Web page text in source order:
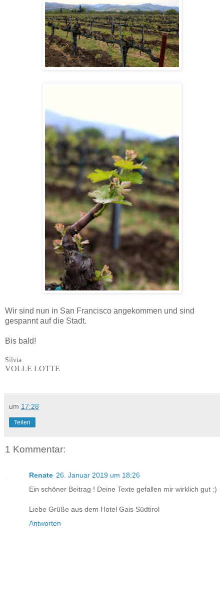
Wir sind nun in San Francisco angekommen und sind
gespannt auf die Stadt.
Bis bald!
Silvia
VOLLE LOTTE
um 17:28
Teilen
1 Kommentar:
Renate 26. Januar 2019 um 18:26
Ein schöner Beitrag ! Deine Texte gefallen mir wirklich gut :)
Liebe Grüße aus dem Hotel Gais Südtirol
Antworten